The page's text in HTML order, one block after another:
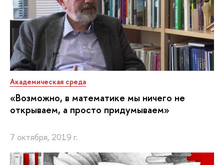
Академическая среда
«Возможно, в математике мы ничего не
открываем, а просто придумываем»
7 октября, 2019 г.